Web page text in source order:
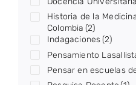
Historia de la
Colombia (2)
Indagaciones(2)
Pensamiento
Pensar en escuelas